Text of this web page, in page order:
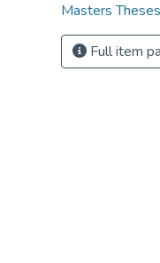
Masters
Full item